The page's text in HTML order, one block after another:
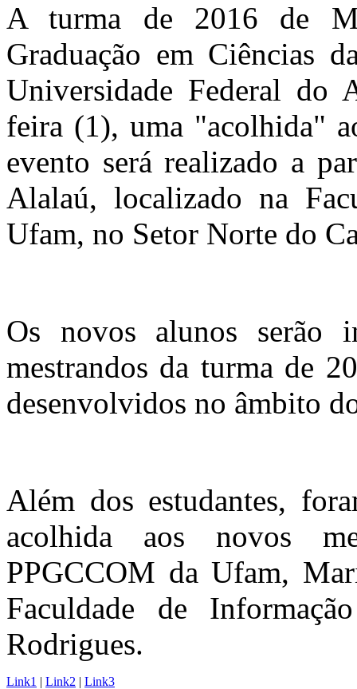
A turma de 2016 de
Graduação em Ciências
Universidade Federal do
feira (1), uma "acolhida"
evento será realizado a
Alalaú, localizado na
Ufam, no Setor Norte do
Os novos alunos serão
mestrandos da turma de
desenvolvidos no âmbito
Além dos estudantes,
acolhida aos novos
PPGCCOM da Ufam,
Faculdade de
Rodrigues.
Link1 | Link2 | Link3